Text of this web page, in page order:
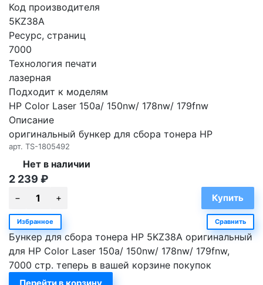
Код производителя
5KZ38A
Ресурс, страниц
7000
Технология печати
лазерная
Подходит к моделям
HP Color Laser 150a/ 150nw/ 178nw/ 179fnw
Описание
оригинальный бункер для сбора тонера HP
арт. TS-1805492
Нет в наличии
2 239 ₽
Избранное Сравнить
Бункер для сбора тонера HP 5KZ38A оригинальный
для HP Color Laser 150a/ 150nw/ 178nw/ 179fnw,
7000 стр. теперь в вашей корзине покупок
Перейти в корзину